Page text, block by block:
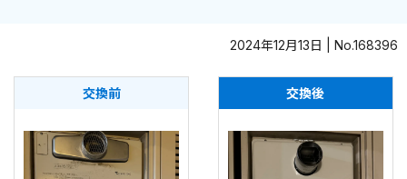
2024年12月13日 | No.168396
交換前 交換後